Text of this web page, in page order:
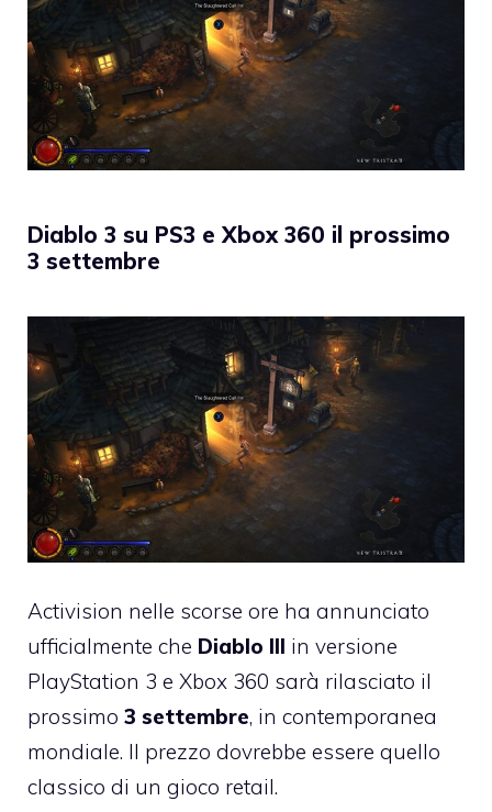
Diablo 3 su PS3 e Xbox 360 il prossimo
3 settembre
Activision nelle scorse ore ha annunciato
ufficialmente che Diablo III in versione
PlayStation 3 e Xbox 360 sarà rilasciato il
prossimo 3 settembre, in contemporanea
mondiale. Il prezzo dovrebbe essere quello
classico di un gioco retail.